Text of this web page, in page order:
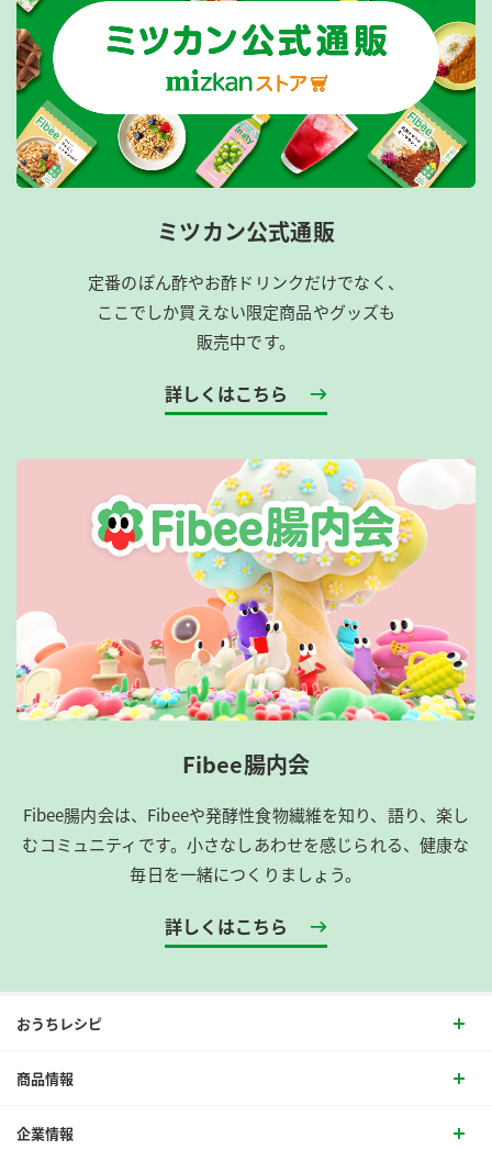
ミツカン公式通販
定番のぽん酢やお酢ドリンクだけでなく、
ここでしか買えない限定商品やグッズも
販売中です。
詳しくはこちら
Fibee腸内会
Fibee腸内会は、​Fibeeや発酵性食物繊維を知り、語り、楽し
むコミュニティです。​小さなしあわせを感じられる、健康な
毎日を一緒につくりましょう。
詳しくはこちら
おうちレシピ
商品情報
企業情報